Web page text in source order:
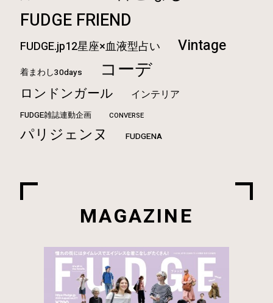
FUDGE FRIEND
FUDGE.jp12星座×血液型占い Vintage
着まわし30days コーデ
ロンドンガール インテリア
FUDGE雑誌連動企画 CONVERSE
パリジェンヌ FUDGENA
MAGAZINE